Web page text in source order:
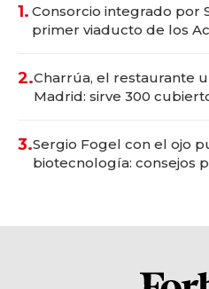
1. Consorcio integrado por
primer viaducto de los
2.Charrúa, el restaurante
Madrid: sirve 300
3.Sergio Fogel con el ojo
biotecnología: consejos